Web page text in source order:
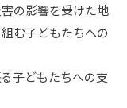
の影響を受けた地
む子どもたちへの
子どもたちへの支